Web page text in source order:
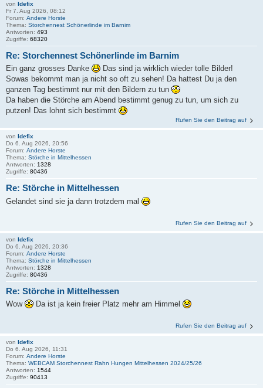
von Idefix
Fr 7. Aug 2026, 08:12
Forum: Andere Horste
Thema: Storchennest Schönerlinde im Barnim
Antworten: 493
Zugriffe: 68320
Re: Storchennest Schönerlinde im Barnim
Ein ganz grosses Danke
Das sind ja wirklich wieder tolle Bilder!
Sowas bekommt man ja nicht so oft zu sehen! Da hattest Du ja den
ganzen Tag bestimmt nur mit den Bildern zu tun
Da haben die Störche am Abend bestimmt genug zu tun, um sich zu
putzen! Das lohnt sich bestimmt
Rufen Sie den Beitrag auf
von Idefix
Do 6. Aug 2026, 20:56
Forum: Andere Horste
Thema: Störche in Mittelhessen
Antworten: 1328
Zugriffe: 80436
Re: Störche in Mittelhessen
Gelandet sind sie ja dann trotzdem mal
Rufen Sie den Beitrag auf
von Idefix
Do 6. Aug 2026, 20:36
Forum: Andere Horste
Thema: Störche in Mittelhessen
Antworten: 1328
Zugriffe: 80436
Re: Störche in Mittelhessen
Wow Da ist ja kein freier Platz mehr am Himmel
Rufen Sie den Beitrag auf
von Idefix
Do 6. Aug 2026, 11:31
Forum: Andere Horste
Thema: WEBCAM Storchennest Rahn Hungen Mittelhessen 2024/25/26
Antworten: 1544
Zugriffe: 90413